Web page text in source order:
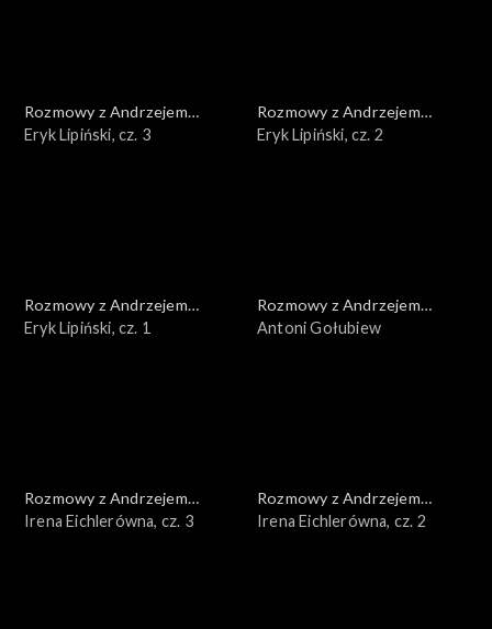
Rozmowy z Andrzejem
Doboszem
Eryk Lipiński, cz. 3
Rozmowy z Andrzejem
Doboszem
Eryk Lipiński, cz. 2
Rozmowy z Andrzejem
Doboszem
Eryk Lipiński, cz. 1
Rozmowy z Andrzejem
Doboszem
Antoni Gołubiew
Rozmowy z Andrzejem
Doboszem
Irena Eichlerówna, cz. 3
Rozmowy z Andrzejem
Doboszem
Irena Eichlerówna, cz. 2